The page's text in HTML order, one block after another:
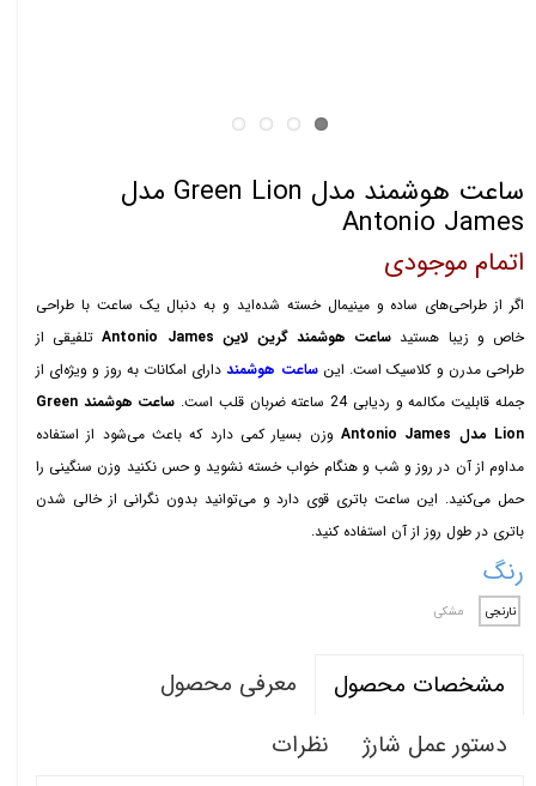
ساعت هوشمند مدل Green Lion مدل
Antonio James
اتمام موجودی
اگر از طراحی‌های ساده و مینیمال خسته شده‌اید و به دنبال یک ساعت با طراحی
خاص و زیبا هستید ساعت هوشمند گرین لاین Antonio James
تلفیقی از
طراحی مدرن و کلاسیک است. اینساعت هوشمنددارای امکانات به روز و ویژه‌ای از
جمله قابلیت مکالمه و ردیابی 24 ساعته ضربان قلب است.
ساعت هوشمند Green
Lion مدل Antonio James
وزن بسیار کمی دارد که باعث می‌شود از استفاده
مداوم از آن در روز و شب و هنگام خواب خسته نشوید و حس نکنید وزن سنگینی را
حمل می‌کنید. این ساعت باتری قوی دارد و می‌توانید بدون نگرانی از خالی شدن
باتری در طول روز از آن استفاده کنید.
رنگ
نارنجی مشکی
مشخصات محصول
معرفی محصول
دستور عمل شارژ
نظرات